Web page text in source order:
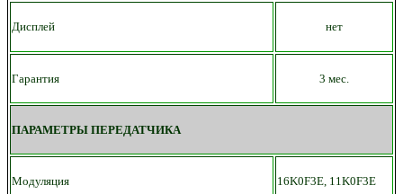
Дисплей нет
Гарантия 3 мес.
ПАРАМЕТРЫ ПЕРЕДАТЧИКА
Модуляция 16K0F3E, 11K0F3E